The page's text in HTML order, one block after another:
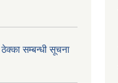
सम्बन्धी सूचना